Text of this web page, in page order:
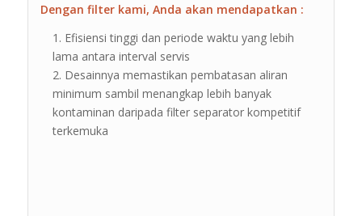
Dengan filter kami, Anda akan mendapatkan :
Efisiensi tinggi dan periode waktu yang lebih
lama antara interval servis
Desainnya memastikan pembatasan aliran
minimum sambil menangkap lebih banyak
kontaminan daripada filter separator kompetitif
terkemuka